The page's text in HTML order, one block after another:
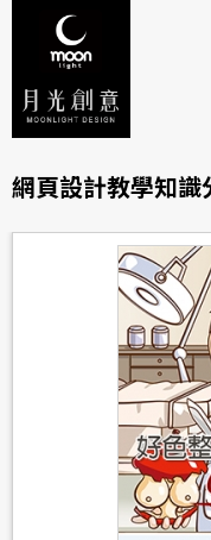
網頁設計教學知識